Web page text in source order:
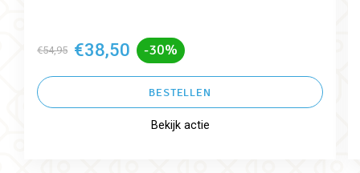
€54,95 €38,50 -30%
BESTELLEN
Bekijk actie